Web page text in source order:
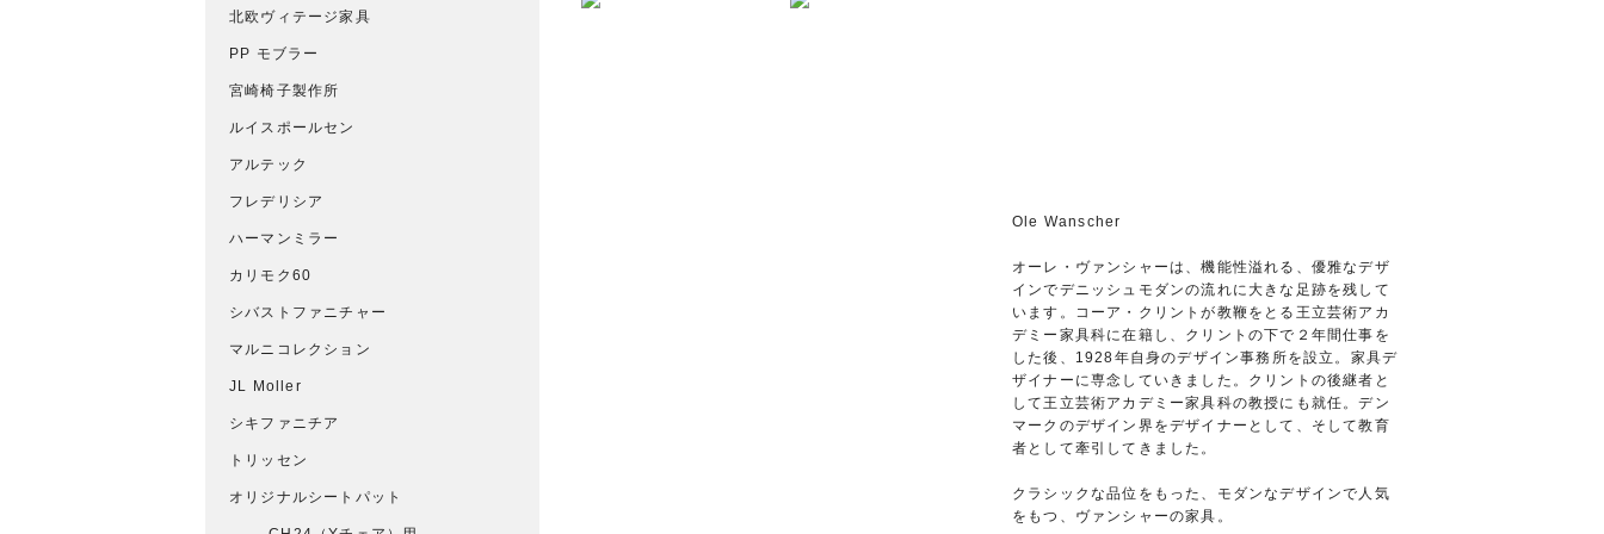
Ole Wanscher
オーレ・ヴァンシャーは、機能性溢れる、優雅なデザ
インでデニッシュモダンの流れに大きな足跡を残して
います。コーア・クリントが教鞭をとる王立芸術アカ
デミー家具科に在籍し、クリントの下で２年間仕事を
した後、1928年自身のデザイン事務所を設立。家具デ
ザイナーに専念していきました。クリントの後継者と
して王立芸術アカデミー家具科の教授にも就任。デン
マークのデザイン界をデザイナーとして、そして教育
者として牽引してきました。
クラシックな品位をもった、モダンなデザインで人気
をもつ、ヴァンシャーの家具。
北欧ヴィテージ家具
PP モブラー
宮崎椅子製作所
ルイスポールセン
アルテック
フレデリシア
ハーマンミラー
カリモク60
シバストファニチャー
マルニコレクション
JL Moller
シキファニチア
トリッセン
オリジナルシートパット